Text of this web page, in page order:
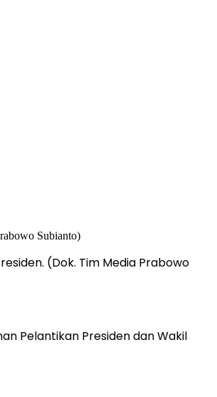
(Dok. Tim Media Prabowo
Pelantikan Presiden dan Wakil